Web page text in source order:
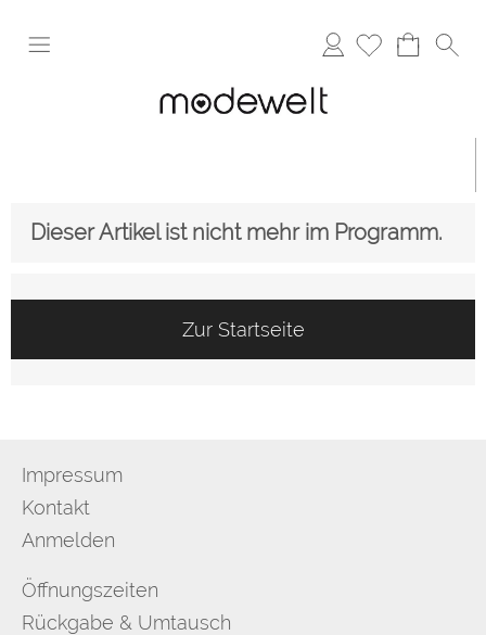
Anmelden
Dieser Artikel ist nicht mehr im Programm.
Zur Startseite
Impressum
Kontakt
Anmelden
Öffnungszeiten
Rückgabe & Umtausch